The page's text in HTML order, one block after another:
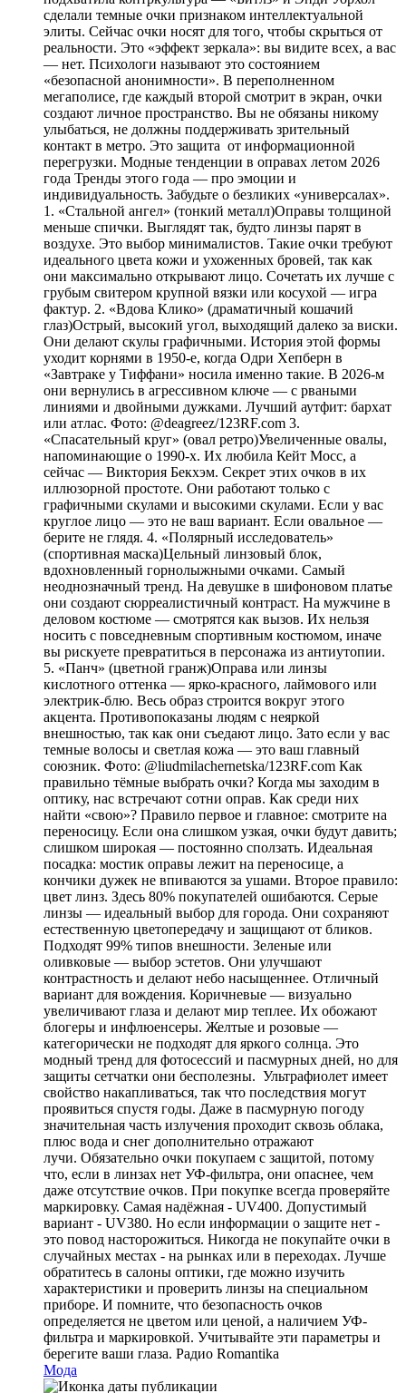
сделали темные очки признаком интеллектуальной
элиты. Сейчас очки носят для того, чтобы скрыться от
реальности. Это «эффект зеркала»: вы видите всех, а вас
— нет. Психологи называют это состоянием
«безопасной анонимности». В переполненном
мегаполисе, где каждый второй смотрит в экран, очки
создают личное пространство. Вы не обязаны никому
улыбаться, не должны поддерживать зрительный
контакт в метро. Это защита от информационной
перегрузки. Модные тенденции в оправах летом 2026
года Тренды этого года — про эмоции и
индивидуальность. Забудьте о безликих «универсалах».
1. «Стальной ангел» (тонкий металл)Оправы толщиной
меньше спички. Выглядят так, будто линзы парят в
воздухе. Это выбор минималистов. Такие очки требуют
идеального цвета кожи и ухоженных бровей, так как
они максимально открывают лицо. Сочетать их лучше с
грубым свитером крупной вязки или косухой — игра
фактур. 2. «Вдова Клико» (драматичный кошачий
глаз)Острый, высокий угол, выходящий далеко за виски.
Они делают скулы графичными. История этой формы
уходит корнями в 1950-е, когда Одри Хепберн в
«Завтраке у Тиффани» носила именно такие. В 2026-м
они вернулись в агрессивном ключе — с рваными
линиями и двойными дужками. Лучший аутфит: бархат
или атлас. Фото: @deagreez/123RF.com 3.
«Спасательный круг» (овал ретро)Увеличенные овалы,
напоминающие о 1990-х. Их любила Кейт Мосс, а
сейчас — Виктория Бекхэм. Секрет этих очков в их
иллюзорной простоте. Они работают только с
графичными скулами и высокими скулами. Если у вас
круглое лицо — это не ваш вариант. Если овальное —
берите не глядя. 4. «Полярный исследователь»
(спортивная маска)Цельный линзовый блок,
вдохновленный горнолыжными очками. Самый
неоднозначный тренд. На девушке в шифоновом платье
они создают сюрреалистичный контраст. На мужчине в
деловом костюме — смотрятся как вызов. Их нельзя
носить с повседневным спортивным костюмом, иначе
вы рискуете превратиться в персонажа из антиутопии.
5. «Панч» (цветной гранж)Оправа или линзы
кислотного оттенка — ярко-красного, лаймового или
электрик-блю. Весь образ строится вокруг этого
акцента. Противопоказаны людям с неяркой
внешностью, так как они съедают лицо. Зато если у вас
темные волосы и светлая кожа — это ваш главный
союзник. Фото: @liudmilachernetska/123RF.com Как
правильно тёмные выбрать очки? Когда мы заходим в
оптику, нас встречают сотни оправ. Как среди них
найти «свою»? Правило первое и главное: смотрите на
переносицу. Если она слишком узкая, очки будут давить;
слишком широкая — постоянно сползать. Идеальная
посадка: мостик оправы лежит на переносице, а
кончики дужек не впиваются за ушами. Второе правило:
цвет линз. Здесь 80% покупателей ошибаются. Серые
линзы — идеальный выбор для города. Они сохраняют
естественную цветопередачу и защищают от бликов.
Подходят 99% типов внешности. Зеленые или
оливковые — выбор эстетов. Они улучшают
контрастность и делают небо насыщеннее. Отличный
вариант для вождения. Коричневые — визуально
увеличивают глаза и делают мир теплее. Их обожают
блогеры и инфлюенсеры. Желтые и розовые —
категорически не подходят для яркого солнца. Это
модный тренд для фотосессий и пасмурных дней, но для
защиты сетчатки они бесполезны. Ультрафиолет имеет
свойство накапливаться, так что последствия могут
проявиться спустя годы. Даже в пасмурную погоду
значительная часть излучения проходит сквозь облака,
плюс вода и снег дополнительно отражают
лучи. Обязательно очки покупаем с защитой, потому
что, если в линзах нет УФ-фильтра, они опаснее, чем
даже отсутствие очков. При покупке всегда проверяйте
маркировку. Самая надёжная - UV400. Допустимый
вариант - UV380. Но если информации о защите нет -
это повод насторожиться. Никогда не покупайте очки в
случайных местах - на рынках или в переходах. Лучше
обратитесь в салоны оптики, где можно изучить
характеристики и проверить линзы на специальном
приборе. И помните, что безопасность очков
определяется не цветом или ценой, а наличием УФ-
фильтра и маркировкой. Учитывайте эти параметры и
берегите ваши глаза. Радио Romantika
Мода